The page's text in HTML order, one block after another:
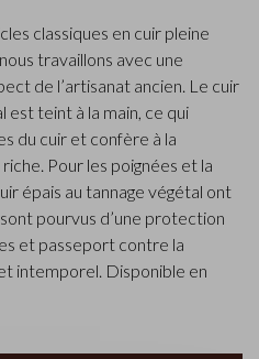
classiques en cuir pleine
travaillons avec une
de l’artisanat ancien. Le cuir
est teint à la main, ce qui
du cuir et confère à la
Pour les poignées et la
épais au tannage végétal ont
pourvus d’une protection
et passeport contre la
intemporel. Disponible en